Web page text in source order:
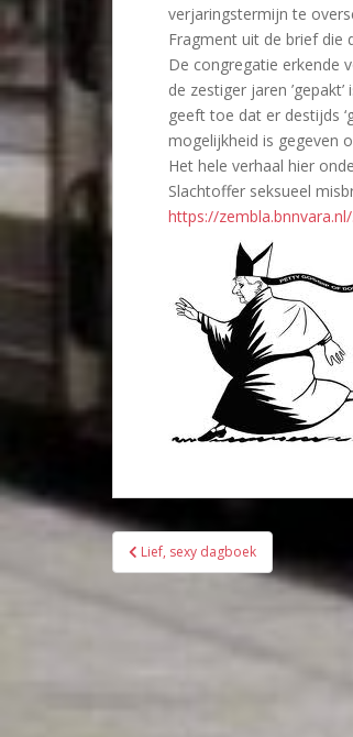
verjaringstermijn te
Fragment uit de brief die
De congregatie erkende
de zestiger jaren
geeft toe dat er destijds
mogelijkheid is gegeven
Het hele verhaal hier
Slachtoffer seksueel
https://
Bericht
navigatie
Lief, sexy dagboek